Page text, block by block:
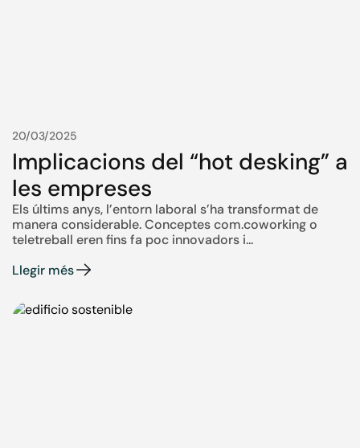
20/03/2025
Implicacions del “hot desking” a
les empreses
Els últims anys, l’entorn laboral s’ha transformat de
manera considerable. Conceptes com.coworking o
teletreball eren fins fa poc innovadors i...
Llegir més